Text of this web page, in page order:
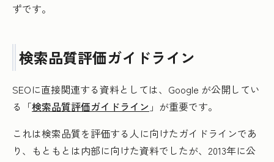
ずです。
検索品質評価ガイドライン
SEOに直接関連する資料としては、Google が公開してい
る「検索品質評価ガイドライン 」が重要です。
これは検索品質を評価する人に向けたガイドラインであ
り、もともとは内部に向けた資料でしたが、2013年に公